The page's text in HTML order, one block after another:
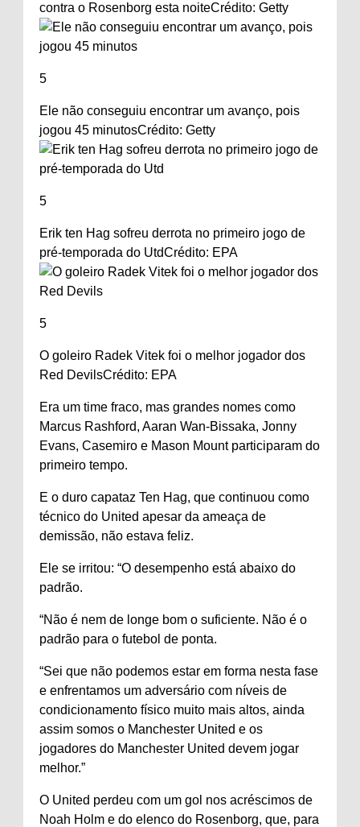
contra o Rosenborg esta noiteCrédito: Getty
5
Ele não conseguiu encontrar um avanço, pois
jogou 45 minutosCrédito: Getty
5
Erik ten Hag sofreu derrota no primeiro jogo de
pré-temporada do UtdCrédito: EPA
5
O goleiro Radek Vitek foi o melhor jogador dos
Red DevilsCrédito: EPA
Era um time fraco, mas grandes nomes como
Marcus Rashford, Aaran Wan-Bissaka, Jonny
Evans, Casemiro e Mason Mount participaram do
primeiro tempo.
E o duro capataz Ten Hag, que continuou como
técnico do United apesar da ameaça de
demissão, não estava feliz.
Ele se irritou: “O desempenho está abaixo do
padrão.
“Não é nem de longe bom o suficiente. Não é o
padrão para o futebol de ponta.
“Sei que não podemos estar em forma nesta fase
e enfrentamos um adversário com níveis de
condicionamento físico muito mais altos, ainda
assim somos o Manchester United e os
jogadores do Manchester United devem jogar
melhor.”
O United perdeu com um gol nos acréscimos de
Noah Holm e do elenco do Rosenborg, que, para